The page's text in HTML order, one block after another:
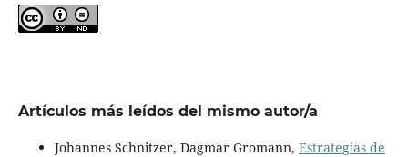
Artículos más leídos del mismo autor/a
Johannes Schnitzer, Dagmar Gromann, Estrategias de